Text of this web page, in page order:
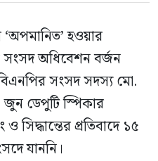
হওয়ার
সংসদ অধিবেশন বর্জন
সংসদ সদস্য মো.
ডেপুটি স্পিকার
প্রতিবাদে ১৫
যাননি।